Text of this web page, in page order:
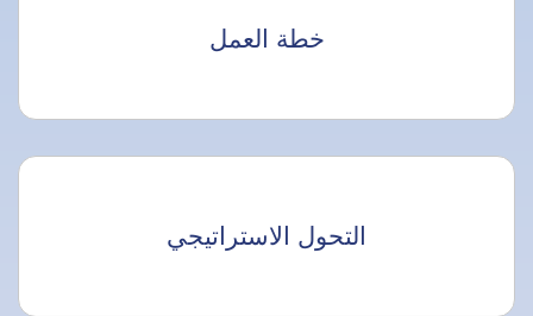
خطة العمل
التحول الاستراتيجي